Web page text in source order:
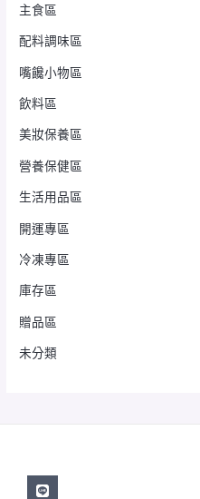
主食區
配料調味區
嘴饞小物區
飲料區
美妝保養區
營養保健區
生活用品區
開運專區
冷凍專區
庫存區
贈品區
未分類